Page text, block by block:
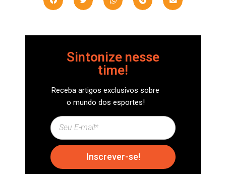
Sintonize nesse
time!
Receba artigos exclusivos sobre
o mundo dos esportes!
Inscrever-se!